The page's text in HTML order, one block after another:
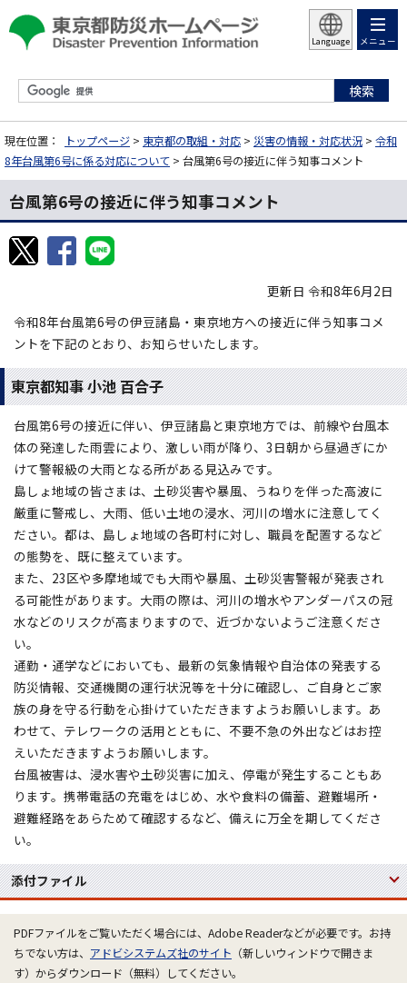
Language メニュー
現在位置： トップページ > 東京都の取組・対応 > 災害の情報・対応状況 > 令和
8年台風第6号に係る対応について > 台風第6号の接近に伴う知事コメント
台風第6号の接近に伴う知事コメント
更新日 令和8年6月2日
令和8年台風第6号の伊豆諸島・東京地方への接近に伴う知事コメ
ントを下記のとおり、お知らせいたします。
東京都知事 小池 百合子
台風第6号の接近に伴い、伊豆諸島と東京地方では、前線や台風本
体の発達した雨雲により、激しい雨が降り、3日朝から昼過ぎにか
けて警報級の大雨となる所がある見込みです。
島しょ地域の皆さまは、土砂災害や暴風、うねりを伴った高波に
厳重に警戒し、大雨、低い土地の浸水、河川の増水に注意してく
ださい。都は、島しょ地域の各町村に対し、職員を配置するなど
の態勢を、既に整えています。
また、23区や多摩地域でも大雨や暴風、土砂災害警報が発表され
る可能性があります。大雨の際は、河川の増水やアンダーパスの冠
水などのリスクが高まりますので、近づかないようご注意くださ
い。
通勤・通学などにおいても、最新の気象情報や自治体の発表する
防災情報、交通機関の運行状況等を十分に確認し、ご自身とご家
族の身を守る行動を心掛けていただきますようお願いします。あ
わせて、テレワークの活用とともに、不要不急の外出などはお控
えいただきますようお願いします。
台風被害は、浸水害や土砂災害に加え、停電が発生することもあ
ります。携帯電話の充電をはじめ、水や食料の備蓄、避難場所・
避難経路をあらためて確認するなど、備えに万全を期してくださ
い。
添付ファイル
PDFファイルをご覧いただく場合には、Adobe Readerなどが必要です。お持
ちでない方は、 アドビシステムズ社のサイト （新しいウィンドウで開きま
す）からダウンロード（無料）してください。